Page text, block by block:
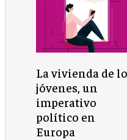
La vivienda de
jóvenes, un
imperativo
político en
Europa